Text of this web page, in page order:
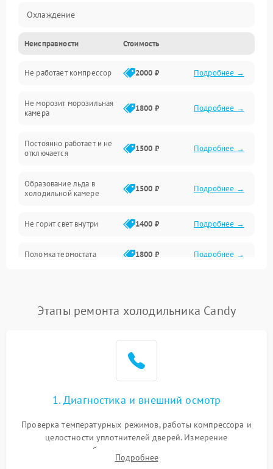
Охлаждение
Механика
Электропитание
Дренаж
Неисправности Стоимость
Не работает компрессор 2000 ₽ Подробнее →
Не морозит морозильная
камера
1800 ₽ Подробнее →
Постоянно работает и не
отключается
1500 ₽ Подробнее →
Образование льда в
холодильной камере
1500 ₽ Подробнее →
Не горит свет внутри 1400 ₽ Подробнее →
Поломка термостата 1800 ₽ Подробнее →
Поломка системы No Frost 2600 ₽ Подробнее →
работе
2000 ₽ Подробнее →
1000 ₽
Этапы ремонта холодильника Candy
1. Диагностика и внешний осмотр
Проверка температурных режимов, работы компрессора и
целостности уплотнителей дверей. Измерение
сопротивления обмоток мотора, проверка термостата и
считывание кодов ошибок с электронного дисплея.
Подробнее